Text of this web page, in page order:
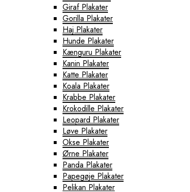
Giraf Plakater
Gorilla Plakater
Haj Plakater
Hunde Plakater
Kænguru Plakater
Kanin Plakater
Katte Plakater
Koala Plakater
Krabbe Plakater
Krokodille Plakater
Leopard Plakater
Løve Plakater
Okse Plakater
Ørne Plakater
Panda Plakater
Papegøje Plakater
Pelikan Plakater